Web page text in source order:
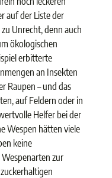
auf der Liste der
Unrecht, denn auch
ökologischen
erbitterte
an Insekten
Raupen – und das
auf Feldern oder in
Helfer bei der
Wespen hätten viele
keine
zur